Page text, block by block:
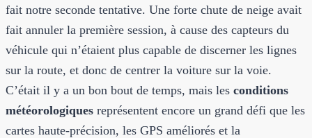
fait notre seconde tentative. Une forte chute de neige avait
fait annuler la première session, à cause des capteurs du
véhicule qui n’étaient plus capable de discerner les lignes
sur la route, et donc de centrer la voiture sur la voie.
C’était il y a un bon bout de temps, mais les conditions
météorologiques représentent encore un grand défi que les
cartes haute-précision, les GPS améliorés et la